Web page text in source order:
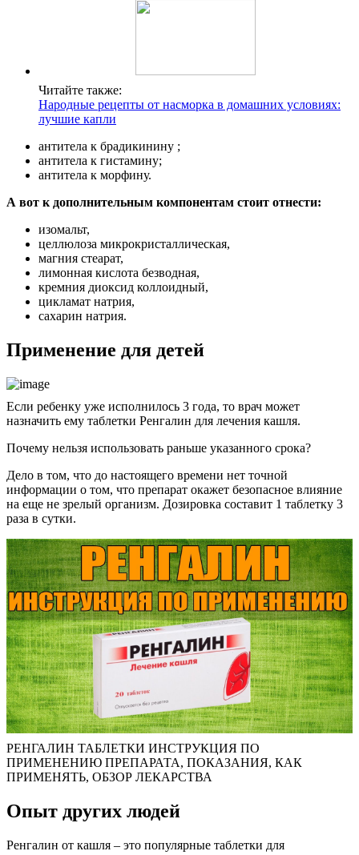
Читайте также:
Народные рецепты от насморка в домашних условиях:
лучшие капли
антитела к брадикинину ;
антитела к гистамину;
антитела к морфину.
А вот к дополнительным компонентам стоит отнести:
изомальт,
целлюлоза микрокристаллическая,
магния стеарат,
лимонная кислота безводная,
кремния диоксид коллоидный,
цикламат натрия,
сахарин натрия.
Применение для детей
Если ребенку уже исполнилось 3 года, то врач может
назначить ему таблетки Ренгалин для лечения кашля.
Почему нельзя использовать раньше указанного срока?
Дело в том, что до настоящего времени нет точной
информации о том, что препарат окажет безопасное влияние
на еще не зрелый организм. Дозировка составит 1 таблетку 3
раза в сутки.
РЕНГАЛИН ТАБЛЕТКИ ИНСТРУКЦИЯ ПО
ПРИМЕНЕНИЮ ПРЕПАРАТА, ПОКАЗАНИЯ, КАК
ПРИМЕНЯТЬ, ОБЗОР ЛЕКАРСТВА
Опыт других людей
Ренгалин от кашля – это популярные таблетки для